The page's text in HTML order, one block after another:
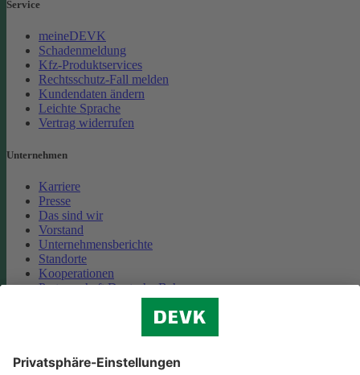
Service
meineDEVK
Schadenmeldung
Kfz-Produktservices
Rechtsschutz-Fall melden
Kundendaten ändern
Leichte Sprache
Vertrag widerrufen
Unternehmen
Karriere
Presse
Das sind wir
Vorstand
Unternehmensberichte
Standorte
Kooperationen
Partnerschaft Deutsche Bahn